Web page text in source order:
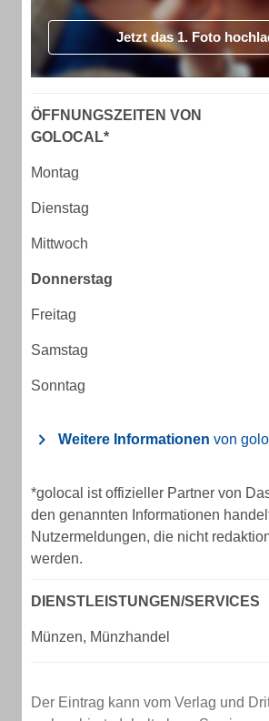
Jetzt das 1. Foto
ÖFFNUNGSZEITEN VON
GOLOCAL*
Montag
Dienstag
Mittwoch
Donnerstag
Freitag
Samstag
Sonntag
Weitere Informationen von
*golocal ist offizieller Partner von
den genannten Informationen
Nutzermeldungen, die nicht
werden.
DIENSTLEISTUNGEN/SERVICES
Münzen, Münzhandel
Der Eintrag kann vom Verlag und